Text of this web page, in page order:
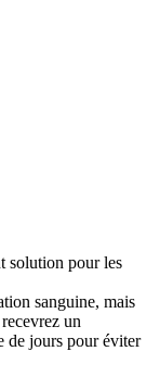
solution pour les
sanguine, mais
un
de jours pour éviter